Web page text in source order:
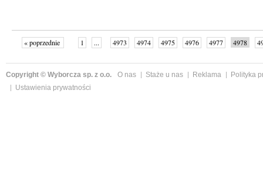
« poprzednie 1 ... 4973 4974 4975 4976 4977 4978
Copyright © Wyborcza sp. z o.o. O nas Staże u nas Reklama
Polityka
Ustawienia prywatności